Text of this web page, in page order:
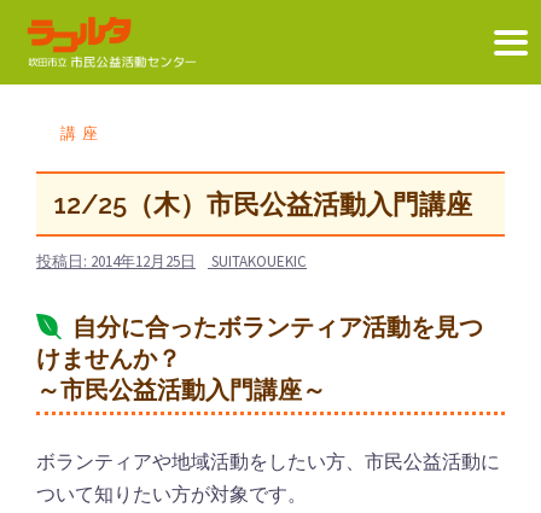
講座
12/25（木）市民公益活動入門講座
投稿日: 2014年12月25日 SUITAKOUEKIC
自分に合ったボランティア活動を見つ
けませんか？
～市民公益活動入門講座～
ボランティアや地域活動をしたい方、市民公益活動に
ついて知りたい方が対象です。